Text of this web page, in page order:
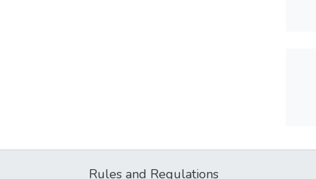
Rules and Regulations